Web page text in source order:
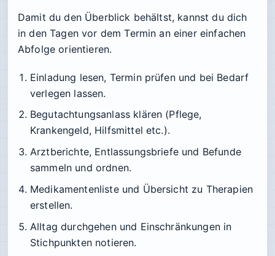
Damit du den Überblick behältst, kannst du dich
in den Tagen vor dem Termin an einer einfachen
Abfolge orientieren.
Einladung lesen, Termin prüfen und bei Bedarf
verlegen lassen.
Begutachtungsanlass klären (Pflege,
Krankengeld, Hilfsmittel etc.).
Arztberichte, Entlassungsbriefe und Befunde
sammeln und ordnen.
Medikamentenliste und Übersicht zu Therapien
erstellen.
Alltag durchgehen und Einschränkungen in
Stichpunkten notieren.